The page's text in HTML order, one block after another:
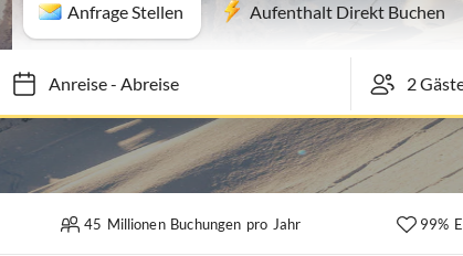
Anfrage Stellen Aufenthalt Direkt Buchen
Anreise-Abreise
45 Millionen Buchungen pro Jahr 99%